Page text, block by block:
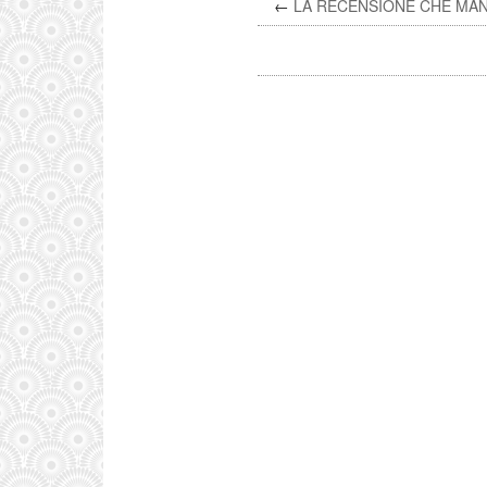
← LA RECENSIONE CHE